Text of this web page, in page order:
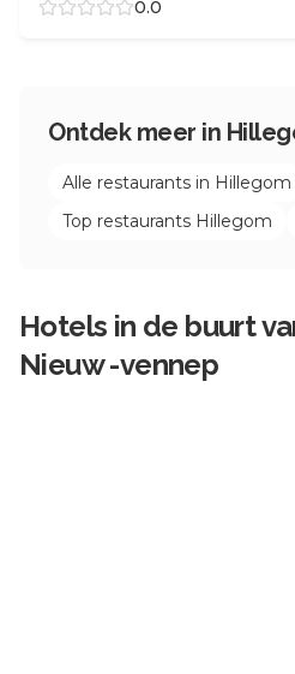
0.0
Ontdek meer in
Alle restaurants in Hillegom
Top restaurants Hillegom
Hotels in de buurt
Nieuw -vennep